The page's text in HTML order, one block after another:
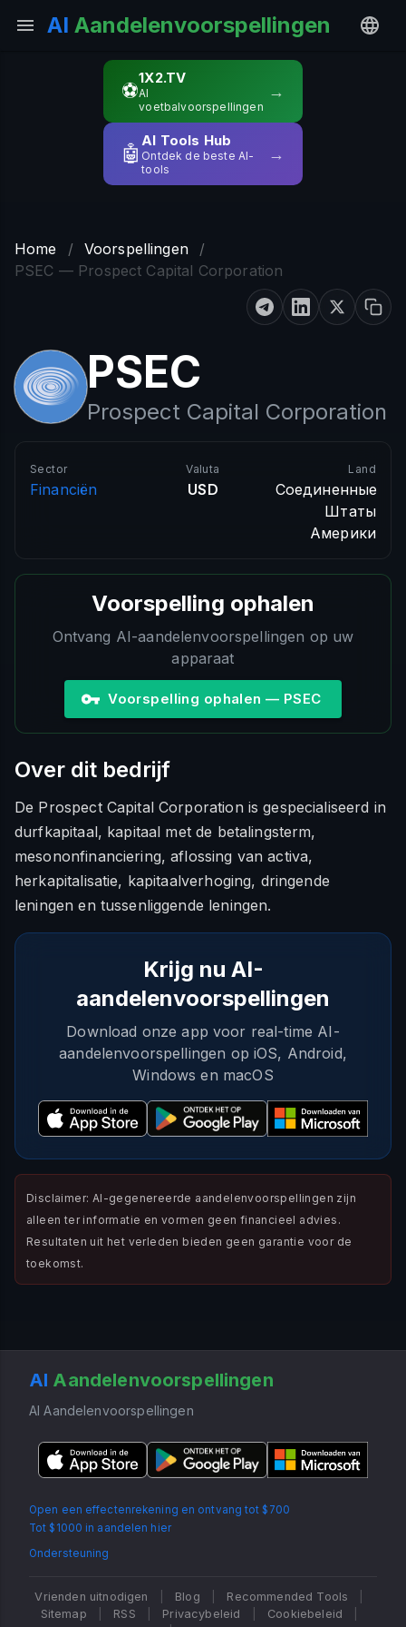
AI Aandelenvoorspellingen
⚽
1X2.TV
AI
voetbalvoorspellingen
→
🤖
AI Tools Hub
Ontdek de beste AI-
tools
→
Home / Voorspellingen
/
PSEC — Prospect Capital Corporation
PSEC
Prospect Capital Corporation
Sector
Financiën
Valuta
USD
Land
Соединенные
Штаты
Америки
Voorspelling ophalen
Ontvang AI-aandelenvoorspellingen op uw
apparaat
Voorspelling ophalen — PSEC
Over dit bedrijf
De Prospect Capital Corporation is gespecialiseerd in
durfkapitaal, kapitaal met de betalingsterm,
mesononfinanciering, aflossing van activa,
herkapitalisatie, kapitaalverhoging, dringende
leningen en tussenliggende leningen.
Krijg nu AI-
aandelenvoorspellingen
Download onze app voor real-time AI-
aandelenvoorspellingen op iOS, Android,
Windows en macOS
Disclaimer: AI-gegenereerde aandelenvoorspellingen zijn
alleen ter informatie en vormen geen financieel advies.
Resultaten uit het verleden bieden geen garantie voor de
toekomst.
AI Aandelenvoorspellingen
AI Aandelenvoorspellingen
Open een effectenrekening en ontvang tot $700
Tot $1000 in aandelen hier
Ondersteuning
Vrienden uitnodigen Blog Recommended Tools
Sitemap
RSS Privacybeleid Cookiebeleid